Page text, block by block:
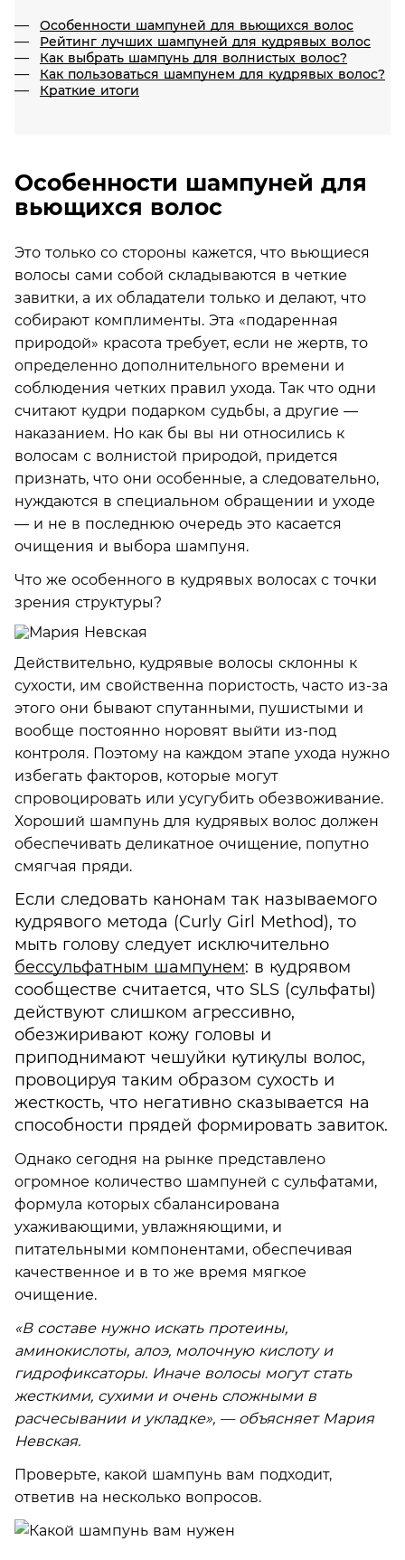
Особенности шампуней для вьющихся волос
Рейтинг лучших шампуней для кудрявых волос
Как выбрать шампунь для волнистых волос?
Как пользоваться шампунем для кудрявых волос?
Краткие итоги
Особенности шампуней для
вьющихся волос
Это только со стороны кажется, что вьющиеся
волосы сами собой складываются в четкие
завитки, а их обладатели только и делают, что
собирают комплименты. Эта «подаренная
природой» красота требует, если не жертв, то
определенно дополнительного времени и
соблюдения четких правил ухода. Так что одни
считают кудри подарком судьбы, а другие —
наказанием. Но как бы вы ни относились к
волосам с волнистой природой, придется
признать, что они особенные, а следовательно,
нуждаются в специальном обращении и уходе
— и не в последнюю очередь это касается
очищения и выбора шампуня.
Что же особенного в кудрявых волосах с точки
зрения структуры?
Действительно, кудрявые волосы склонны к
сухости, им свойственна пористость, часто из-за
этого они бывают спутанными, пушистыми и
вообще постоянно норовят выйти из-под
контроля. Поэтому на каждом этапе ухода нужно
избегать факторов, которые могут
спровоцировать или усугубить обезвоживание.
Хороший шампунь для кудрявых волос должен
обеспечивать деликатное очищение, попутно
смягчая пряди.
Если следовать канонам так называемого
кудрявого метода (Curly Girl Method), то
мыть голову следует исключительно
бессульфатным шампунем: в кудрявом
сообществе считается, что SLS (сульфаты)
действуют слишком агрессивно,
обезжиривают кожу головы и
приподнимают чешуйки кутикулы волос,
провоцируя таким образом сухость и
жесткость, что негативно сказывается на
способности прядей формировать завиток.
Однако сегодня на рынке представлено
огромное количество шампуней с сульфатами,
формула которых сбалансирована
ухаживающими, увлажняющими, и
питательными компонентами, обеспечивая
качественное и в то же время мягкое
очищение.
«В составе нужно искать протеины,
аминокислоты, алоэ, молочную кислоту и
гидрофиксаторы. Иначе волосы могут стать
жесткими, сухими и очень сложными в
расчесывании и укладке», — объясняет Мария
Невская.
Проверьте, какой шампунь вам подходит,
ответив на несколько вопросов.